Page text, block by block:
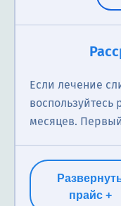
диагностикой и
проблем,
до 18 лет.
выдачей
диагностике,
расстройств
смягчить и
шизофрения,
патологические
Если лечение
воспользуйтесь
месяцев.
прайс +